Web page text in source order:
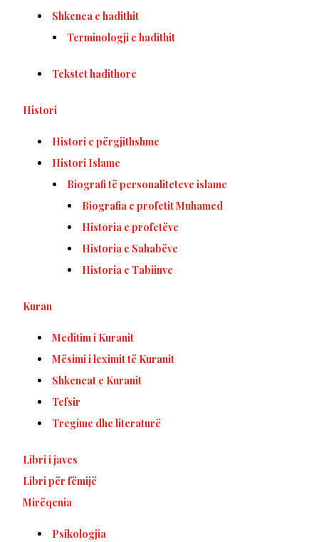
Shkenca e hadithit
Terminologji e hadithit
Tekstet hadithore
Histori
Histori e përgjithshme
Histori Islame
Biografi të personaliteteve islame
Biografia e profetit Muhamed
Historia e profetëve
Historia e Sahabëve
Historia e Tabiinve
Kuran
Meditim i Kuranit
Mësimi i leximit të Kuranit
Shkencat e Kuranit
Tefsir
Tregime dhe literaturë
Libri i javes
Libri për fëmijë
Mirëqenia
Psikologjia